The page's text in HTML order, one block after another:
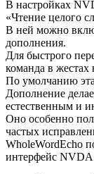
В настройках
«Чтение целого
В ней можно
дополнения.
Для быстрого
команда в жестах
По умолчанию
Дополнение
естественным и
Оно особенно
частых
WholeWordEcho
интерфейс NVDA